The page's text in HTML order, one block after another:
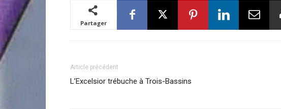
Partager
Article précédent
L’Excelsior trébuche à Trois-Bassins